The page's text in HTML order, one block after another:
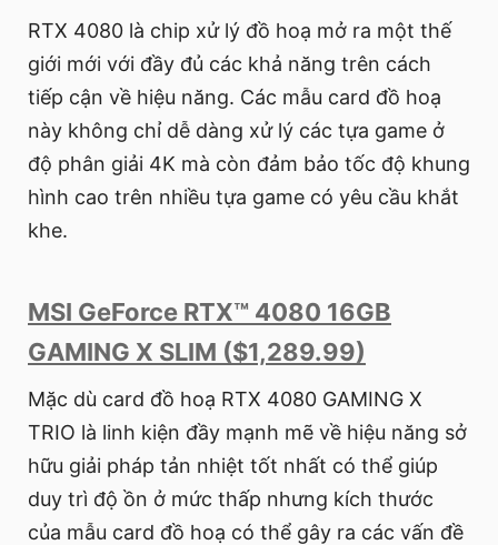
RTX 4080 là chip xử lý đồ hoạ mở ra một thế
giới mới với đầy đủ các khả năng trên cách
tiếp cận về hiệu năng. Các mẫu card đồ hoạ
này không chỉ dễ dàng xử lý các tựa game ở
độ phân giải 4K mà còn đảm bảo tốc độ khung
hình cao trên nhiều tựa game có yêu cầu khắt
khe.
MSI GeForce RTX™ 4080 16GB
GAMING X SLIM ($1,289.99)
Mặc dù card đồ hoạ RTX 4080 GAMING X
TRIO là linh kiện đầy mạnh mẽ về hiệu năng sở
hữu giải pháp tản nhiệt tốt nhất có thể giúp
duy trì độ ồn ở mức thấp nhưng kích thước
của mẫu card đồ hoạ có thể gây ra các vấn đề